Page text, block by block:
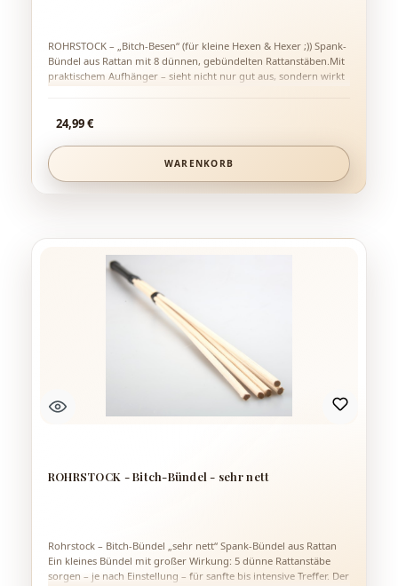
ROHRSTOCK – „Bitch-Besen“ (für kleine Hexen & Hexer ;)) Spank-
Bündel aus Rattan mit 8 dünnen, gebündelten Rattanstäben.Mit
praktischem Aufhänger – sieht nicht nur gut aus, sondern wirkt
24,99 €
WARENKORB
ROHRSTOCK - Bitch-Bündel - sehr nett
Rohrstock – Bitch-Bündel „sehr nett“ Spank-Bündel aus Rattan
Ein kleines Bündel mit großer Wirkung: 5 dünne Rattanstäbe
sorgen – je nach Einstellung – für sanfte bis intensive Treffer. Der